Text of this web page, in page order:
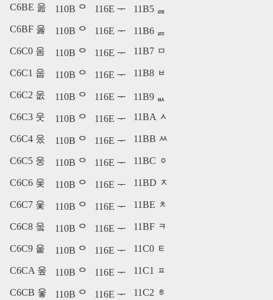
C6BE 욾
110B ᄋ 116E ᅮ
11B5 ᆵ
C6BF 욿
110B ᄋ 116E ᅮ
11B6 ᆶ
C6C0 움
110B ᄋ 116E ᅮ 11B7 ᆷ
C6C1 웁 110B ᄋ 116E ᅮ 11B8 ᆸ
C6C2 웂 110B ᄋ 116E ᅮ
11B9 ᆹ
C6C3 웃
110B ᄋ 116E ᅮ 11BA ᆺ
C6C4 웄 110B ᄋ 116E ᅮ 11BB ᆻ
C6C5 웅 110B ᄋ 116E ᅮ 11BC ᆼ
C6C6 웆 110B ᄋ 116E ᅮ 11BD ᆽ
C6C7 웇 110B ᄋ 116E ᅮ 11BE ᆾ
C6C8 웈 110B ᄋ 116E ᅮ 11BF ᆿ
C6C9 웉 110B ᄋ 116E ᅮ 11C0 ᇀ
C6CA 웊 110B ᄋ 116E ᅮ 11C1 ᇁ
C6CB 웋 110B ᄋ 116E ᅮ 11C2 ᇂ